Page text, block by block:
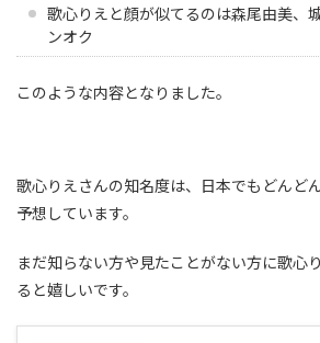
歌心りえと顔が似てるのは森尾由美、
ンオク
このような内容となりました。
歌心りえさんの知名度は、日本でもどんど
予想しています。
まだ知らない方や見たことがない方に歌心
ると嬉しいです。